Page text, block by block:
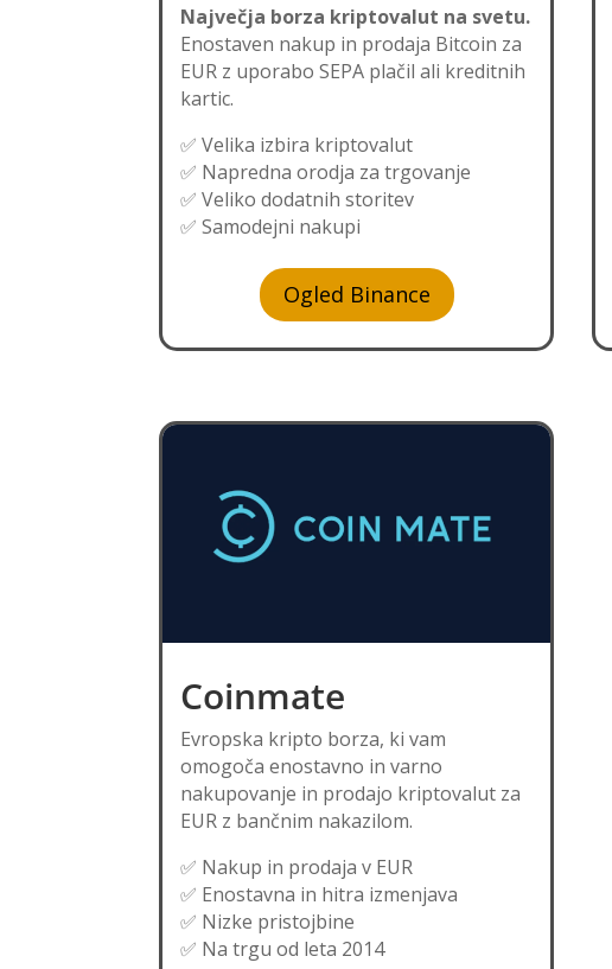
Največja borza kriptovalut na svetu.
Enostaven nakup in prodaja Bitcoin za
EUR z uporabo SEPA plačil ali kreditnih
kartic.
✅ Velika izbira kriptovalut
✅ Napredna orodja za trgovanje
✅ Veliko dodatnih storitev
✅ Samodejni nakupi
Ogled Binance
Coinmate
Evropska kripto borza, ki vam
omogoča enostavno in varno
nakupovanje in prodajo kriptovalut za
EUR z bančnim nakazilom.
✅ Nakup in prodaja v EUR
✅ Enostavna in hitra izmenjava
✅ Nizke pristojbine
✅ Na trgu od leta 2014